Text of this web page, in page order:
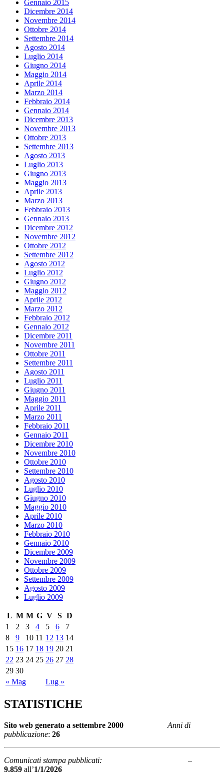
Gennaio 2015
Dicembre 2014
Novembre 2014
Ottobre 2014
Settembre 2014
Agosto 2014
Luglio 2014
Giugno 2014
Maggio 2014
Aprile 2014
Marzo 2014
Febbraio 2014
Gennaio 2014
Dicembre 2013
Novembre 2013
Ottobre 2013
Settembre 2013
Agosto 2013
Luglio 2013
Giugno 2013
Maggio 2013
Aprile 2013
Marzo 2013
Febbraio 2013
Gennaio 2013
Dicembre 2012
Novembre 2012
Ottobre 2012
Settembre 2012
Agosto 2012
Luglio 2012
Giugno 2012
Maggio 2012
Aprile 2012
Marzo 2012
Febbraio 2012
Gennaio 2012
Dicembre 2011
Novembre 2011
Ottobre 2011
Settembre 2011
Agosto 2011
Luglio 2011
Giugno 2011
Maggio 2011
Aprile 2011
Marzo 2011
Febbraio 2011
Gennaio 2011
Dicembre 2010
Novembre 2010
Ottobre 2010
Settembre 2010
Agosto 2010
Luglio 2010
Giugno 2010
Maggio 2010
Aprile 2010
Marzo 2010
Febbraio 2010
Gennaio 2010
Dicembre 2009
Novembre 2009
Ottobre 2009
Settembre 2009
Agosto 2009
Luglio 2009
L M M G V S D
« Mag Lug »
1 2 3 4 5 6
7
8
9 10 11 12 13 14
15 16 17 18 19 20 21
22 23 24 25 26 27 28
29 30
STATISTICHE
Sito web generato a settembre 2000 Anni di
pubblicazione: 26
Comunicati stampa pubblicati:
–
9.859 all’1/1/2026